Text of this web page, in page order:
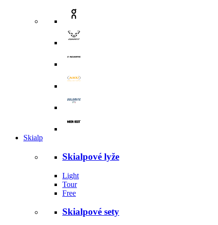
Skialp
Skialpové lyže
Light
Tour
Free
Skialpové sety